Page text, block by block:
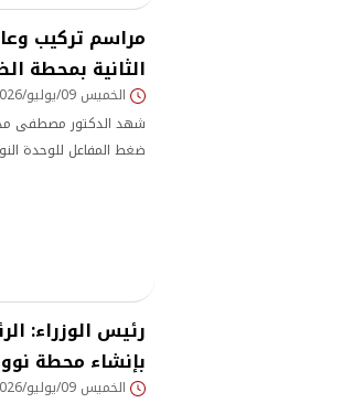
مراسم تركيب
الثانية بمحطة
الخميس 09/يوليو/2026 - 04:42 م
شهد الدكتور مصطفى
ضغط المفاعل للوحدة
رئيس الوزراء:
بإنشاء محطة
الخميس 09/يوليو/2026 - 03:55 م